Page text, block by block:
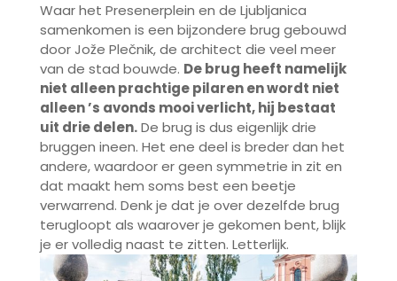
Waar het Presenerplein en de Ljubljanica
samenkomen is een bijzondere brug gebouwd
door Jože Plečnik, de architect die veel meer
van de stad bouwde. De brug heeft namelijk
niet alleen prachtige pilaren en wordt niet
alleen ’s avonds mooi verlicht, hij bestaat
uit drie delen.De brug is dus eigenlijk drie
bruggen ineen. Het ene deel is breder dan het
andere, waardoor er geen symmetrie in zit en
dat maakt hem soms best een beetje
verwarrend. Denk je dat je over dezelfde brug
terugloopt als waarover je gekomen bent, blijk
je er volledig naast te zitten. Letterlijk.